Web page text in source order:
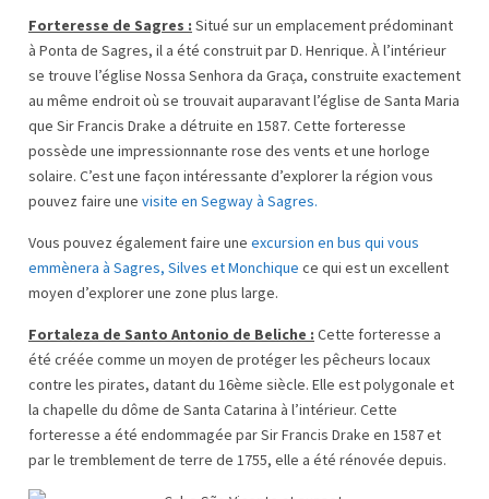
Forteresse de Sagres : Situé sur un emplacement prédominant
à Ponta de Sagres, il a été construit par D. Henrique. À l’intérieur
se trouve l’église Nossa Senhora da Graça, construite exactement
au même endroit où se trouvait auparavant l’église de Santa Maria
que Sir Francis Drake a détruite en 1587. Cette forteresse
possède une impressionnante rose des vents et une horloge
solaire. C’est une façon intéressante d’explorer la région vous
pouvez faire une visite en Segway à Sagres.
Vous pouvez également faire une excursion en bus qui vous
emmènera à Sagres, Silves et Monchique ce qui est un excellent
moyen d’explorer une zone plus large.
Fortaleza de Santo Antonio de Beliche : Cette forteresse a
été créée comme un moyen de protéger les pêcheurs locaux
contre les pirates, datant du 16ème siècle. Elle est polygonale et
la chapelle du dôme de Santa Catarina à l’intérieur. Cette
forteresse a été endommagée par Sir Francis Drake en 1587 et
par le tremblement de terre de 1755, elle a été rénovée depuis.